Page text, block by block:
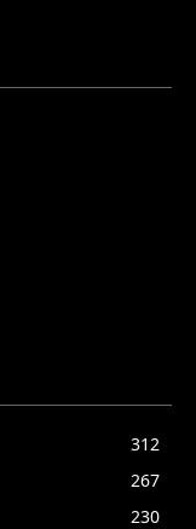
312
267
230